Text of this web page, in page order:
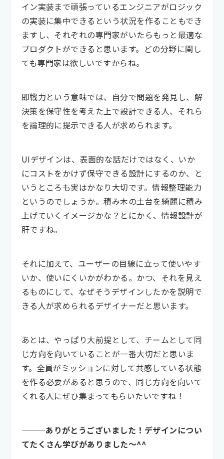
イン実装まで頑張っているエンジニアがロジック
の実装に集中できるという状況を作ることもでき
ますし、それぞれの専門家がいたらもっと最適な
プロダクトができると思います。どの分野に関し
ても専門家は欲しいですからね。
即戦力という意味では、自分で問題を発見し、解
決策を保守性を考えた上で設計できる人、それら
を論理的に提示できる人が求められます。
UIデザインは、表面的な話だけではなく、いか
にコストをかけず保守できる設計にするのか、と
いうところも実はかなり大切です。情報整理能力
というのでしょうか。積み木の土台を綺麗に積み
上げていくイメージかな？とにかく、情報設計が
肝ですね。
それに加えて、ユーザーの目線に立って使いやす
いか、使いにくいかがわかる。かつ、それを見え
るものにして、なぜそうデザインしたかを説明で
きる人が求められるデザイナーだと思います。
あとは、やっぱり大前提として、チームとして同
じ方向を向いていることが一番大切だと思いま
す。全員がミッションに対して共感している状態
を作る必要があると思うので、同じ方向を向いて
くれる人にぜひ集まってもらいたいですね！
———ありがとうございました！デザインについ
てたくさん学びがありました〜^^